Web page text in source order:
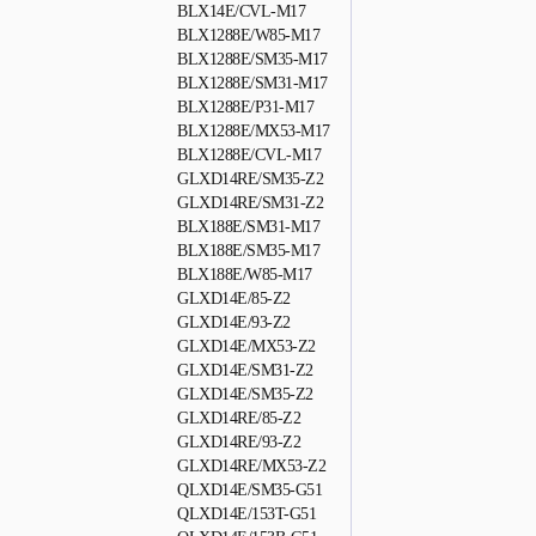
BLX14E/CVL-M17
BLX1288E/W85-M17
BLX1288E/SM35-M17
BLX1288E/SM31-M17
BLX1288E/P31-M17
BLX1288E/MX53-M17
BLX1288E/CVL-M17
GLXD14RE/SM35-Z2
GLXD14RE/SM31-Z2
BLX188E/SM31-M17
BLX188E/SM35-M17
BLX188E/W85-M17
GLXD14E/85-Z2
GLXD14E/93-Z2
GLXD14E/MX53-Z2
GLXD14E/SM31-Z2
GLXD14E/SM35-Z2
GLXD14RE/85-Z2
GLXD14RE/93-Z2
GLXD14RE/MX53-Z2
QLXD14E/SM35-G51
QLXD14E/153T-G51